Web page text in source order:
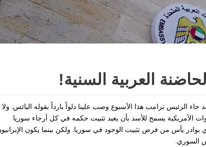
العربية السنية!
الرئيس ترامب هذا الأسبوع وصب علينا دلواً بارداً بقوله البائس. ولا
الأمريكية يسمح للأسد بأن يعيد تثبيت حكمه في كل أرجاء سوريا
بوادر يأس من فرص تثبيت الوجود في سوريا. ولكن بينما يكون
السوري.